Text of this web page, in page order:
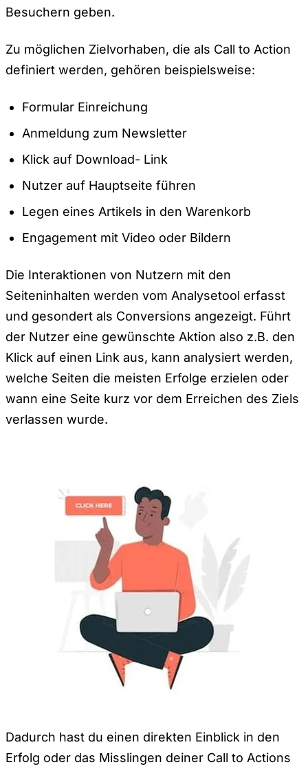
Besuchern geben.
Zu möglichen Zielvorhaben, die als Call to Action
definiert werden, gehören beispielsweise:
Formular Einreichung
Anmeldung zum Newsletter
Klick auf Download- Link
Nutzer auf Hauptseite führen
Legen eines Artikels in den Warenkorb
Engagement mit Video oder Bildern
Die Interaktionen von Nutzern mit den
Seiteninhalten werden vom Analysetool erfasst
und gesondert als Conversions angezeigt. Führt
der Nutzer eine gewünschte Aktion also z.B. den
Klick auf einen Link aus, kann analysiert werden,
welche Seiten die meisten Erfolge erzielen oder
wann eine Seite kurz vor dem Erreichen des Ziels
verlassen wurde.
Dadurch hast du einen direkten Einblick in den
Erfolg oder das Misslingen deiner Call to Actions